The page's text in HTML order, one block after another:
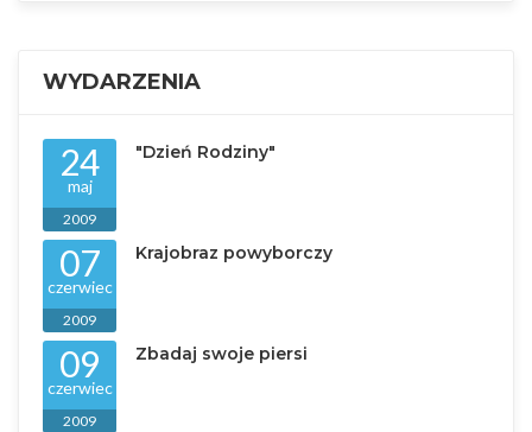
WYDARZENIA
24
maj
2009
"Dzień Rodziny"
07
czerwiec
2009
Krajobraz powyborczy
09
czerwiec
2009
Zbadaj swoje piersi